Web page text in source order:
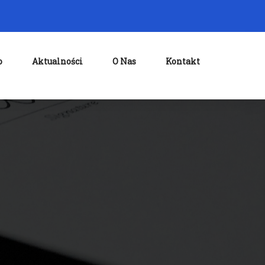
Aktualności O Nas Kontakt